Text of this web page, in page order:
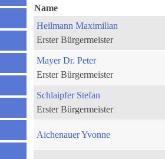
Name
Heilmann Maximilian
Erster Bürgermeister
Mayer Dr. Peter
Erster Bürgermeister
Schlaipfer Stefan
Erster Bürgermeister
Aichenauer Yvonne